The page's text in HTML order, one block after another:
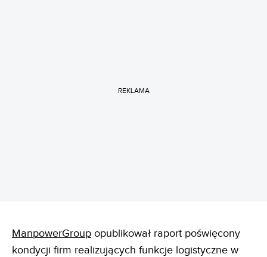
REKLAMA
ManpowerGroup opublikował raport poświęcony
kondycji firm realizujących funkcje logistyczne w